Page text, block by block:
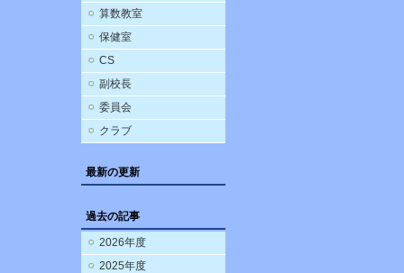
算数教室
保健室
CS
副校長
委員会
クラブ
最新の更新
過去の記事
2026年度
2025年度